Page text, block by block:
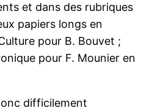
et dans des rubriques
papiers longs en
pour B. Bouvet ;
pour F. Mounier en
difficilement